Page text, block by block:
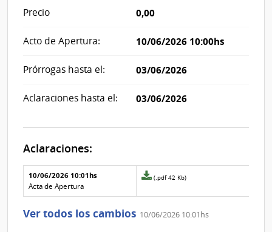
Precio 0,00
Acto de Apertura: 10/06/2026 10:00hs
Prórrogas hasta el: 03/06/2026
Aclaraciones hasta el: 03/06/2026
Aclaraciones:
Aclaraciones del llamado
Fecha y
texto de
la
Archivo
de la
10/06/2026 10:01hs
Acta de Apertura
Archivo
de
aclaración
(.pdf 42 Kb)
Ver todos los cambios 10/06/2026 10:01hs